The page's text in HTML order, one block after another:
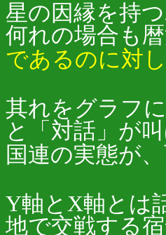
星の因縁を持
何れの場合も
であるのに対
其れをグラフ
と「対話」が
国連の実態が
Y軸とX軸とは
地で交戦する